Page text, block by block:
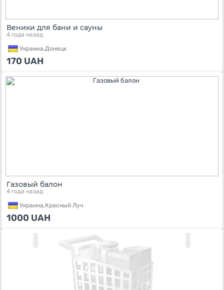
Веники для бани и сауны
4 года назад
Украина,Донецк
170 UAH
Газовый балон
4 года назад
Украина,Красный Луч
1000 UAH